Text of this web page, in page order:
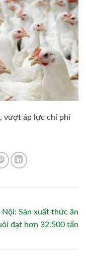
vượt áp lực chi phí
Nội: Sản xuất thức ăn
đạt hơn 32.500 tấn